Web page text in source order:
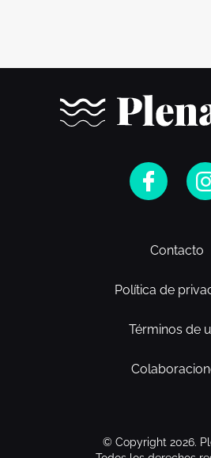
Contacto
Política de
Términos de
© Copyright 2026.